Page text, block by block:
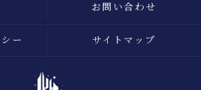
お問い合わせ
ー サイトマップ